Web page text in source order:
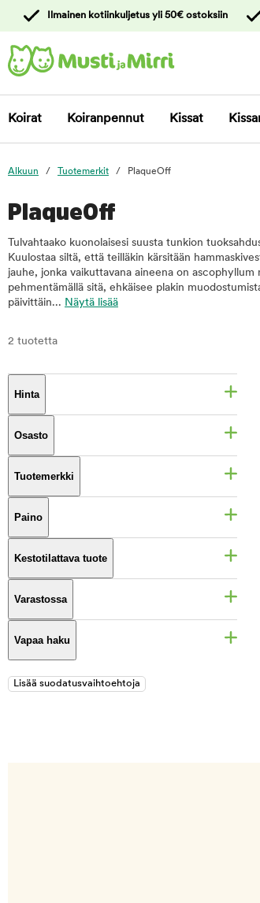
asiakaspalveluun
Ilmainen kotiinkuljetus yli 50€ ostoksiin
Koirat Koiranpennut Kissat
Alkuun Tuotemerkit PlaqueOff
PlaqueOff
Tulvahtaako kuonolaisesi suusta tunkion
Kuulostaa siltä, että teilläkin kärsitään
jauhe, jonka vaikuttavana aineena on
pehmentämällä sitä, ehkäisee plakin
päivittäin... Näytä lisää
2 tuotetta
Hinta
Osasto
Tuotemerkki
Paino
Kestotilattava tuote
Varastossa
Vapaa haku